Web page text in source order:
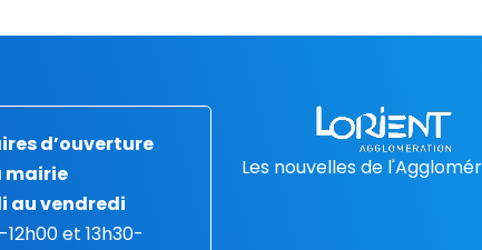
d’ouverture
mairie
au vendredi
et 13h30-
Les nouvelles de